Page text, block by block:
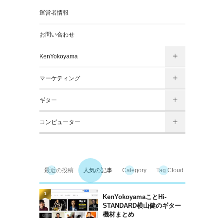
運営者情報
お問い合わせ
KenYokoyama
マーケティング
ギター
コンピューター
最近の投稿 人気の記事 Category Tag Cloud
KenYokoyamaことHi-
STANDARD横山健のギター
機材まとめ
1